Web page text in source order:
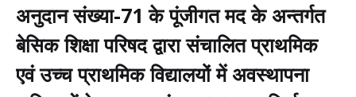
अनुदान संख्या-71 के पूंजीगत मद के अन्तर्गत
बेसिक शिक्षा परिषद द्वारा संचालित प्राथमिक
एवं उच्च प्राथमिक विद्यालयों में अवस्थापना